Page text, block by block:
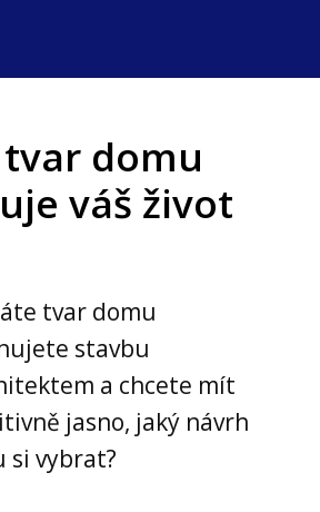
tvar domu
váš život
tvar domu
stavbu
a chcete mít
jasno, jaký návrh
si vybrat?